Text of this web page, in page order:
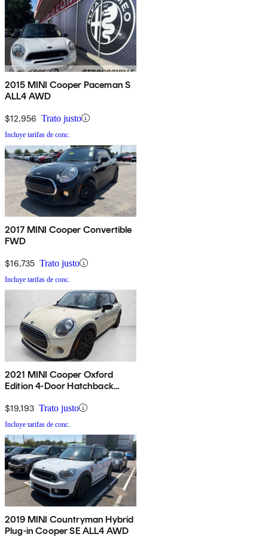
2015 MINI Cooper Paceman S
ALL4 AWD
$12,956 Trato justo
Incluye tarifas de conc.
2017 MINI Cooper Convertible
FWD
$16,735 Trato justo
Incluye tarifas de conc.
2021 MINI Cooper Oxford
Edition 4-Door Hatchback
$19,193 Trato justo
Incluye tarifas de conc.
2019 MINI Countryman Hybrid
Plug-in Cooper SE ALL4 AWD